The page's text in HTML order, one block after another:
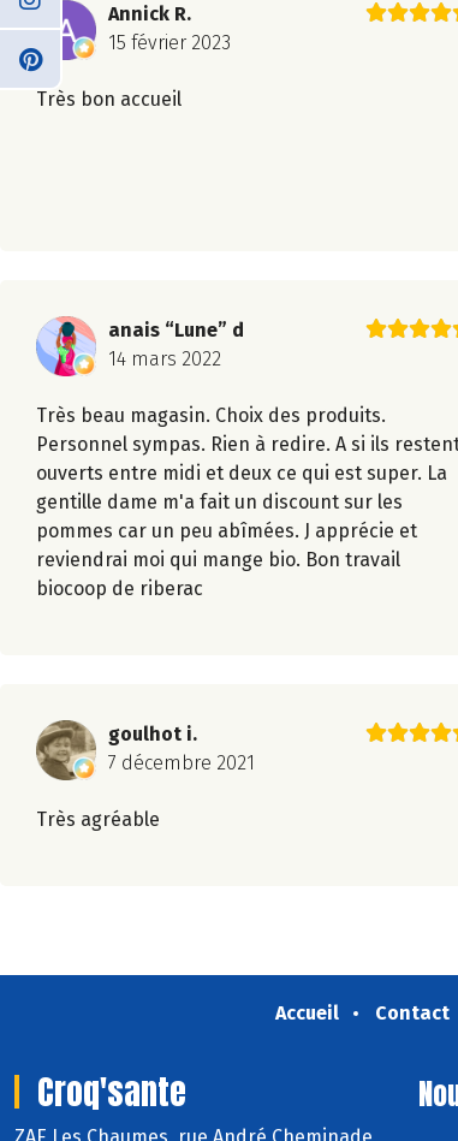
Annick R.
15 février 2023
Très bon accueil
anais “Lune” d
14 mars 2022
Très beau magasin. Choix des produits.
Personnel sympas. Rien à redire. A si ils
ouverts entre midi et deux ce qui est super. La
gentille dame m'a fait un discount sur les
pommes car un peu abîmées. J apprécie et
reviendrai moi qui mange bio. Bon travail
biocoop de riberac
goulhot i.
7 décembre 2021
Très agréable
Accueil Contact
Croq'sante